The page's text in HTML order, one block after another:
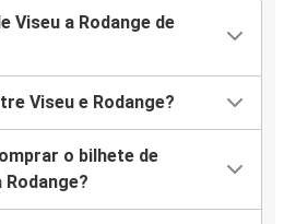
Viseu a Rodange de
Viseu e Rodange?
o bilhete de